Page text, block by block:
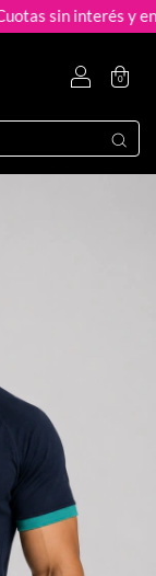
interés y envío
0